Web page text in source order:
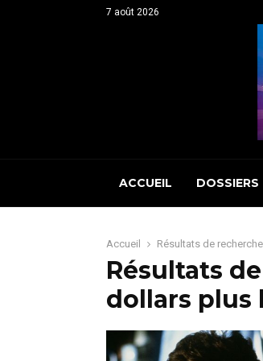
7 août 2026
ACCUEIL DOSSIERS
Accueil Résultats de
Résultats
dollars plus